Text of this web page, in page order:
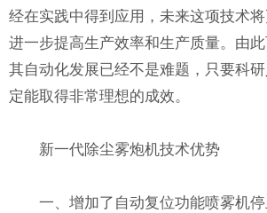
经在实践中得到应用，未来这项技术
进一步提高生产效率和生产质量。由
其自动化发展已经不是难题，只要科
定能取得非常理想的成效。
新一代除尘雾炮机技术优势
一、增加了自动复位功能喷雾机停